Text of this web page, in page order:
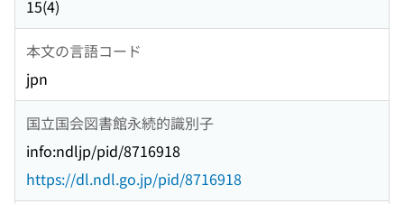
15(4)
本文の言語コード
jpn
国立国会図書館永続的識別子
info:ndljp/pid/8716918
https://dl.ndl.go.jp/pid/8716918